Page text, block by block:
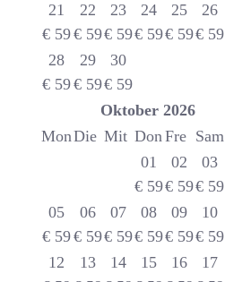
21
€ 59
22
€ 59
23
€ 59
24
€ 59
25
€ 59
26
€ 59
28
€ 59
29
€ 59
30
€ 59
Oktober 2026
MonDie Mit DonFre Sam
01
€ 59
02
€ 59
03
€ 59
05
€ 59
06
€ 59
07
€ 59
08
€ 59
09
€ 59
10
€ 59
12
13
14
15
16
17